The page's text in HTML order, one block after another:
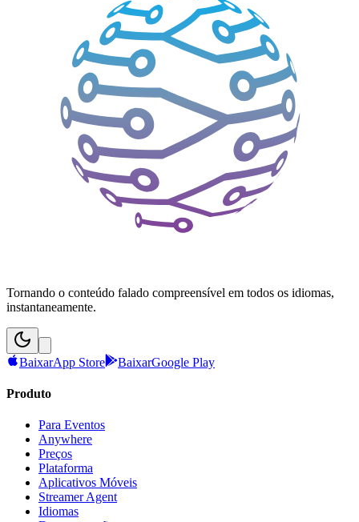
Tornando o conteúdo falado compreensível em todos os idiomas,
instantaneamente.
BaixarApp Store BaixarGoogle Play
Produto
Para Eventos
Anywhere
Preços
Plataforma
Aplicativos Móveis
Streamer Agent
Idiomas